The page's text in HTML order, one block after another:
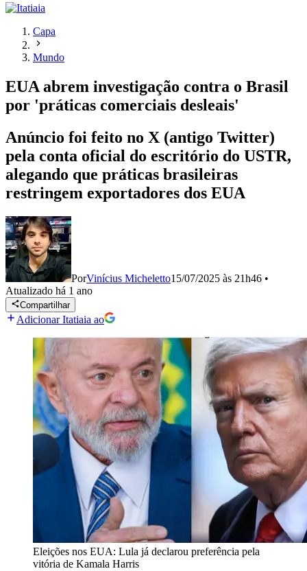
Capa
Mundo
EUA abrem investigação contra o Brasil
por 'práticas comerciais desleais'
Anúncio foi feito no X (antigo Twitter)
pela conta oficial do escritório do USTR,
alegando que práticas brasileiras
restringem exportadores dos EUA
PorVinícius Micheletto15/07/2025 às 21h46 •
Atualizado há 1 ano
Compartilhar
Adicionar Itatiaia ao
Eleições nos EUA: Lula já declarou preferência pela
vitória de Kamala Harris